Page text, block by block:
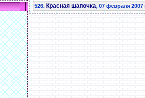
526. Красная шапочка, 07 февраля 2007